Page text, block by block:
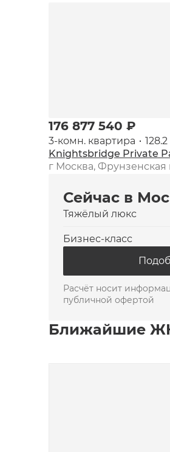
176 877 540 ₽
3-комн. квартира
Knightsbridge Private
г Москва, Фрунзенская
Сейчас в
Тяжёлый люкс
Бизнес-класс
Расчёт носит
публичной офертой
Ближайшие